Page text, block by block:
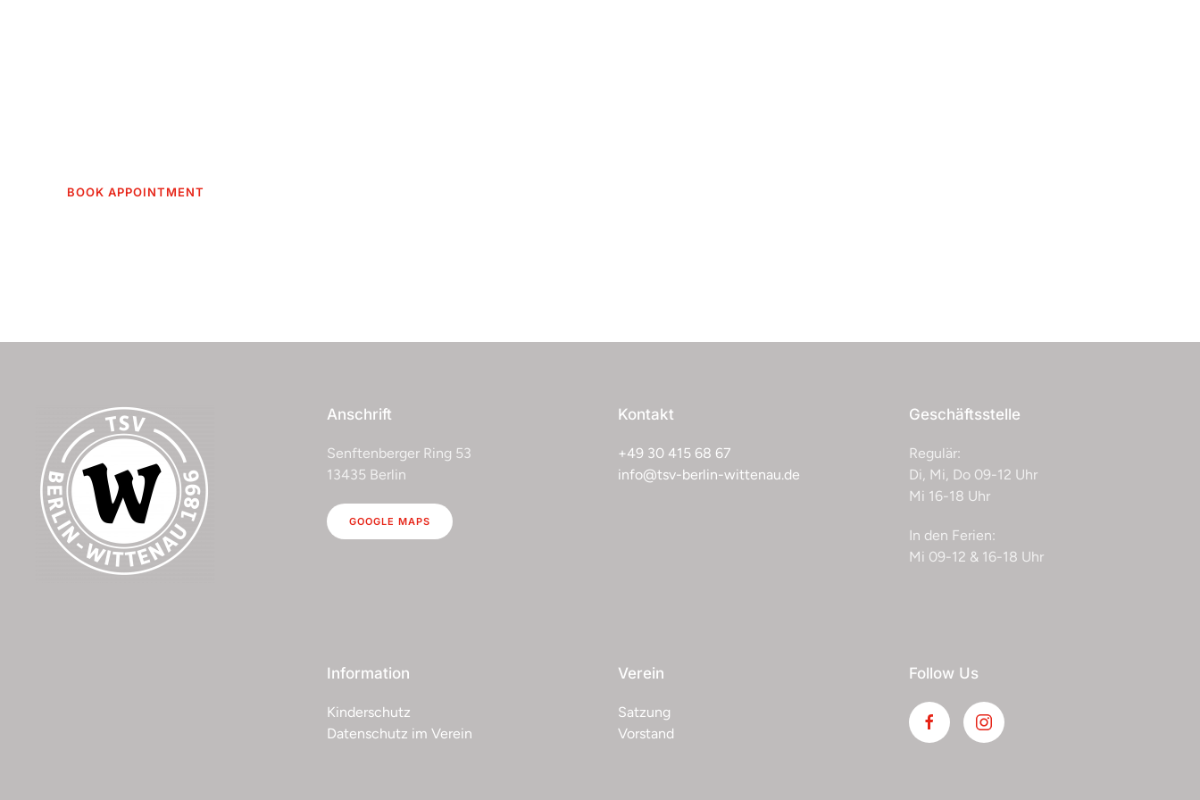
BOOK APPOINTMENT
Anschrift
Senftenberger Ring 53
13435 Berlin
GOOGLE MAPS
Kontakt
+49 30 415 68 67
info@tsv-berlin-wittenau.de
Geschäftsstelle
Regulär:
Di, Mi, Do 09-12 Uhr
Mi 16-18 Uhr
In den Ferien:
Mi 09-12 & 16-18 Uhr
Information
Kinderschutz
Datenschutz im Verein
Verein
Satzung
Vorstand
Follow Us